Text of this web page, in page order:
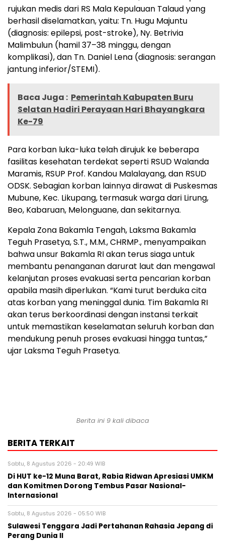
rujukan medis dari RS Mala Kepulauan Talaud yang
berhasil diselamatkan, yaitu: Tn. Hugu Majuntu
(diagnosis: epilepsi, post-stroke), Ny. Betrivia
Malimbulun (hamil 37–38 minggu, dengan
komplikasi), dan Tn. Daniel Lena (diagnosis: serangan
jantung inferior/STEMI).
Baca Juga : Pemerintah Kabupaten Buru
Selatan Hadiri Perayaan Hari Bhayangkara
Ke-79
Para korban luka-luka telah dirujuk ke beberapa
fasilitas kesehatan terdekat seperti RSUD Walanda
Maramis, RSUP Prof. Kandou Malalayang, dan RSUD
ODSK. Sebagian korban lainnya dirawat di Puskesmas
Mubune, Kec. Likupang, termasuk warga dari Lirung,
Beo, Kabaruan, Melonguane, dan sekitarnya.
Kepala Zona Bakamla Tengah, Laksma Bakamla
Teguh Prasetya, S.T., M.M., CHRMP., menyampaikan
bahwa unsur Bakamla RI akan terus siaga untuk
membantu penanganan darurat laut dan mengawal
kelanjutan proses evakuasi serta pencarian korban
apabila masih diperlukan. “Kami turut berduka cita
atas korban yang meninggal dunia. Tim Bakamla RI
akan terus berkoordinasi dengan instansi terkait
untuk memastikan keselamatan seluruh korban dan
mendukung penuh proses evakuasi hingga tuntas,”
ujar Laksma Teguh Prasetya.
Berita ini 9 kali dibaca
BERITA TERKAIT
Sabtu, 8 Agustus 2026 - 20:49 WIB
Di HUT ke-12 Muna Barat, Rabia Ridwan Apresiasi UMKM
dan Komitmen Dorong Tembus Pasar Nasional-
Internasional
Sabtu, 8 Agustus 2026 - 05:50 WIB
Sulawesi Tenggara Jadi Pertahanan Rahasia Jepang di
Perang Dunia II